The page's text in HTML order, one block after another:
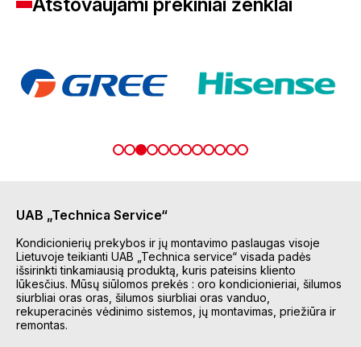
UAB „Technica Service“
Kondicionierių prekybos ir jų montavimo paslaugas visoje
Lietuvoje teikianti UAB „Technica service“ visada padės
išsirinkti tinkamiausią produktą, kuris pateisins kliento
lūkesčius. Mūsų siūlomos prekės : oro kondicionieriai, šilumos
siurbliai oras oras, šilumos siurbliai oras vanduo,
rekuperacinės vėdinimo sistemos, jų montavimas, priežiūra ir
remontas.